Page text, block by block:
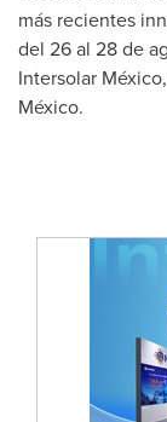
más recientes
del 26 al 28 de
Intersolar
México.